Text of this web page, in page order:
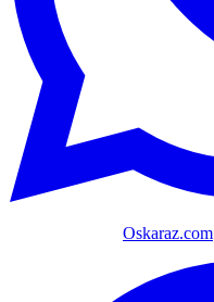
Oskaraz.com